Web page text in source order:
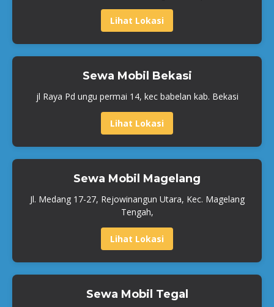
Lihat Lokasi
Sewa Mobil Bekasi
jl Raya Pd ungu permai 14, kec babelan kab. Bekasi
Lihat Lokasi
Sewa Mobil Magelang
Jl. Medang 17-27, Rejowinangun Utara, Kec. Magelang
Tengah,
Lihat Lokasi
Sewa Mobil Tegal